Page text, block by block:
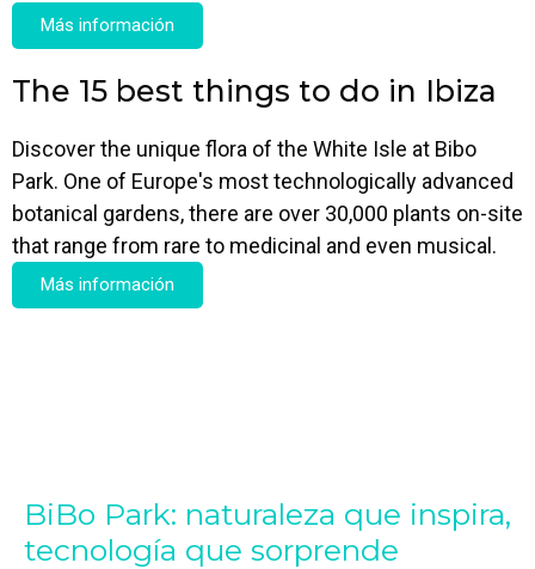
Más información
The 15 best things to do in Ibiza
Discover the unique flora of the White Isle at Bibo
Park. One of Europe's most technologically advanced
botanical gardens, there are over 30,000 plants on-site
that range from rare to medicinal and even musical.
Más información
BiBo Park: naturaleza que inspira,
tecnología que sorprende